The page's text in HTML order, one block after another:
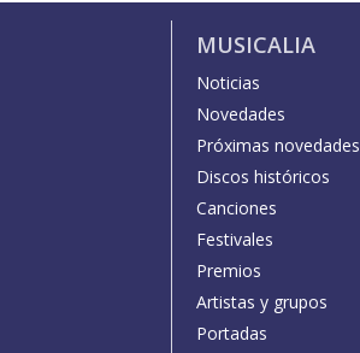
MUSICALIA
Noticias
Novedades
Próximas novedades
Discos históricos
Canciones
Festivales
Premios
Artistas y grupos
Portadas